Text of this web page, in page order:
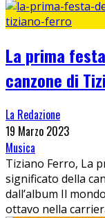
La prima
canzone di
La Redazione
19 Marzo 2023
Musica
Tiziano Ferro, La
significato della
dall’album Il
ottavo nella